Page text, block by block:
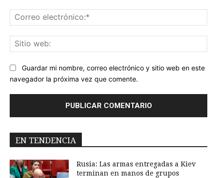
Guardar mi nombre, correo electrónico y sitio web en este
navegador la próxima vez que comente.
EN TENDENCIA
Rusia: Las armas entregadas a Kiev
terminan en manos de grupos